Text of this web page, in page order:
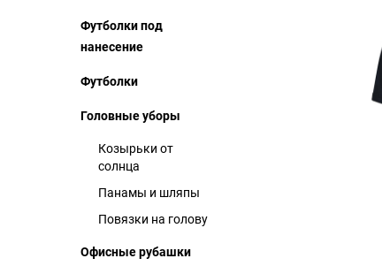
Футболки под
нанесение
Футболки
Головные уборы
Козырьки от
солнца
Панамы и шляпы
Повязки на голову
Офисные рубашки